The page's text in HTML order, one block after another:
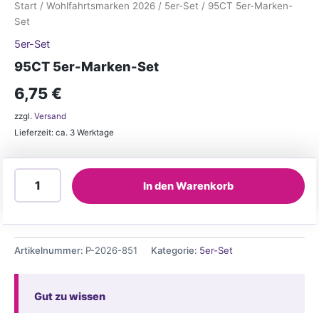
Start / Wohlfahrtsmarken 2026 / 5er-Set / 95CT 5er-Marken-
Set
5er-Set
95CT 5er-Marken-Set
6,75€
zzgl. Versand
Lieferzeit: ca. 3 Werktage
95CT
Marken-
In den Warenkorb
Artikelnummer: P-2026-851 Kategorie: 5er-Set
Gut zu wissen